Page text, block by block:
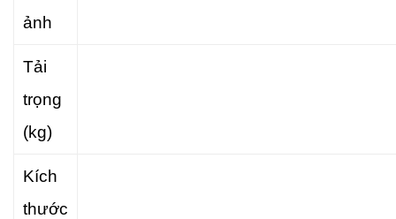
ảnh
Tải
trọng
(kg)
Kích
thước